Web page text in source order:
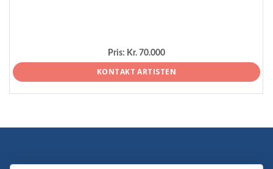
Pris: Kr. 70.000
KONTAKT ARTISTEN